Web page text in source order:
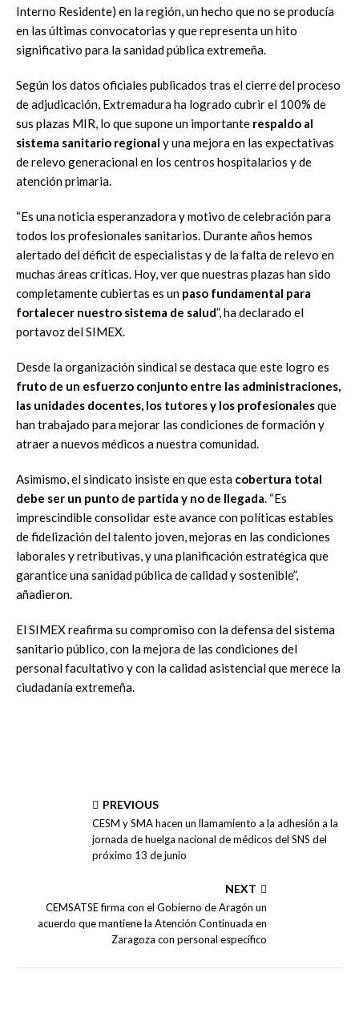
Interno Residente) en la región, un hecho que no se producía
en las últimas convocatorias y que representa un hito
significativo para la sanidad pública extremeña.
Según los datos oficiales publicados tras el cierre del proceso
de adjudicación, Extremadura ha logrado cubrir el 100% de
sus plazas MIR, lo que supone un importante respaldo al
sistema sanitario regional y una mejora en las expectativas
de relevo generacional en los centros hospitalarios y de
atención primaria.
“Es una noticia esperanzadora y motivo de celebración para
todos los profesionales sanitarios. Durante años hemos
alertado del déficit de especialistas y de la falta de relevo en
muchas áreas críticas. Hoy, ver que nuestras plazas han sido
completamente cubiertas es un paso fundamental para
fortalecer nuestro sistema de salud”, ha declarado el
portavoz del SIMEX.
Desde la organización sindical se destaca que este logro es
fruto de un esfuerzo conjunto entre las administraciones,
las unidades docentes, los tutores y los profesionalesque
han trabajado para mejorar las condiciones de formación y
atraer a nuevos médicos a nuestra comunidad.
Asimismo, el sindicato insiste en que esta cobertura total
debe ser un punto de partida y no de llegada. “Es
imprescindible consolidar este avance con políticas estables
de fidelización del talento joven, mejoras en las condiciones
laborales y retributivas, y una planificación estratégica que
garantice una sanidad pública de calidad y sostenible”,
añadieron.
El SIMEX reafirma su compromiso con la defensa del sistema
sanitario público, con la mejora de las condiciones del
personal facultativo y con la calidad asistencial que merece la
ciudadanía extremeña.
PREVIOUS
CESM y SMA hacen un llamamiento a la adhesión a la
jornada de huelga nacional de médicos del SNS del
próximo 13 de junio
NEXT
CEMSATSE firma con el Gobierno de Aragón un
acuerdo que mantiene la Atención Continuada en
Zaragoza con personal específico